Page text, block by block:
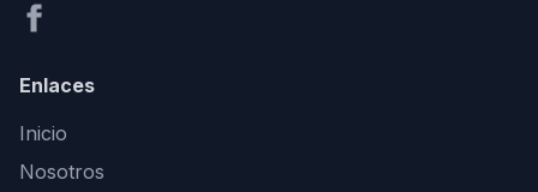
Enlaces
Inicio
Nosotros